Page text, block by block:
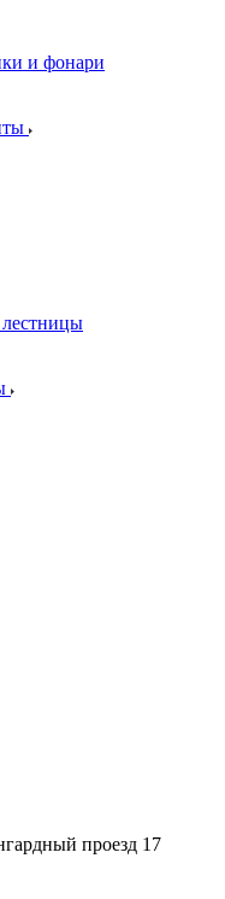
и фонари
проезд 17